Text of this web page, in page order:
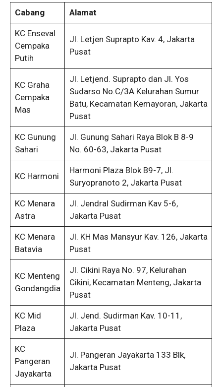
Cabang Alamat
KC Enseval
Cempaka
Putih
Jl. Letjen Suprapto Kav. 4, Jakarta
Pusat
KC Graha
Cempaka
Mas
Jl. Letjend. Suprapto dan Jl. Yos
Sudarso No.C/3A Kelurahan Sumur
Batu, Kecamatan Kemayoran, Jakarta
Pusat
KC Gunung
Sahari
Jl. Gunung Sahari Raya Blok B 8-9
No. 60-63, Jakarta Pusat
KC Harmoni
Harmoni Plaza Blok B9-7, Jl.
Suryopranoto 2, Jakarta Pusat
KC Menara
Astra
Jl. Jendral Sudirman Kav 5-6,
Jakarta Pusat
KC Menara
Batavia
Jl. KH Mas Mansyur Kav. 126, Jakarta
Pusat
KC Menteng
Gondangdia
Jl. Cikini Raya No. 97, Kelurahan
Cikini, Kecamatan Menteng, Jakarta
Pusat
KC Mid
Plaza
Jl. Jend. Sudirman Kav. 10-11,
Jakarta Pusat
KC
Pangeran
Jayakarta
Jl. Pangeran Jayakarta 133 Blk,
Jakarta Pusat